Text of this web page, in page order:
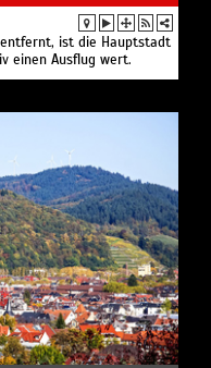
entfernt, ist die Hauptstadt
einen Ausflug wert.